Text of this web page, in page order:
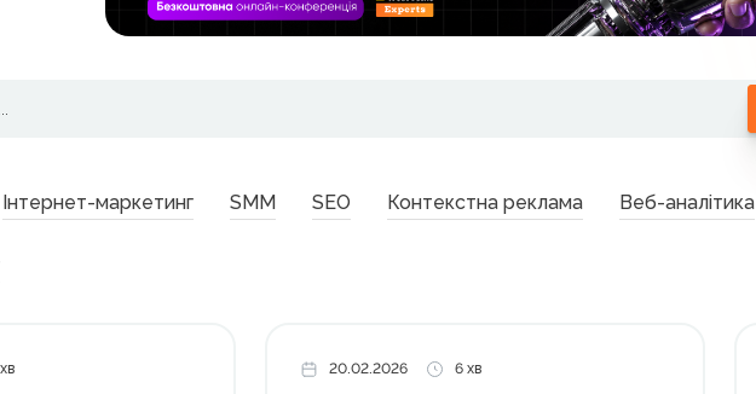
Інтернет-маркетинг SMM SEO Контекстна реклама Веб-аналітика
20.02.2026 6 хв